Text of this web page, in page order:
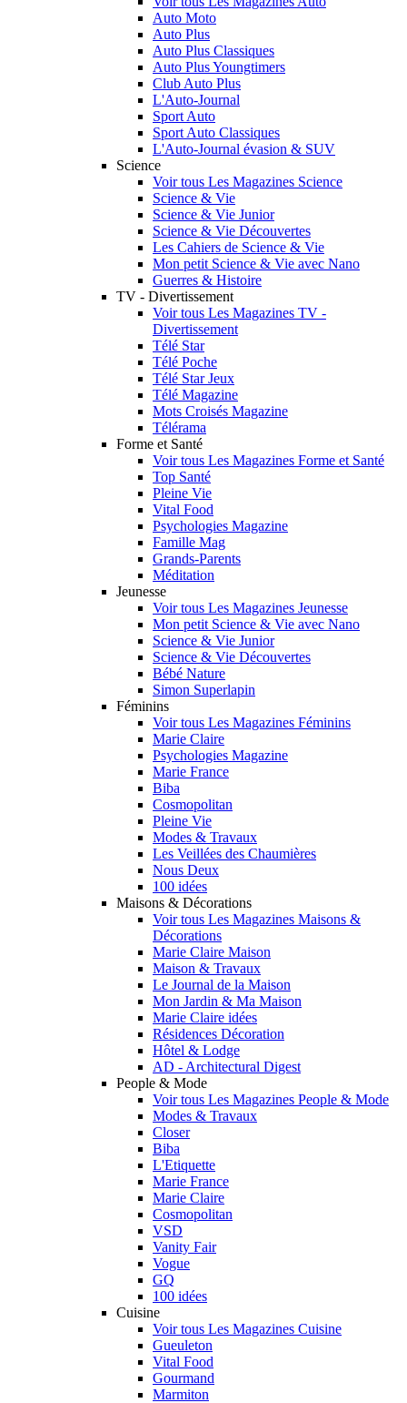
Auto Moto
Auto Plus
Auto Plus Classiques
Auto Plus Youngtimers
Club Auto Plus
L'Auto-Journal
Sport Auto
Sport Auto Classiques
L'Auto-Journal évasion & SUV
Science
Voir tous Les Magazines Science
Science & Vie
Science & Vie Junior
Science & Vie Découvertes
Les Cahiers de Science & Vie
Mon petit Science & Vie avec Nano
Guerres & Histoire
TV - Divertissement
Voir tous Les Magazines TV -
Divertissement
Télé Star
Télé Poche
Télé Star Jeux
Télé Magazine
Mots Croisés Magazine
Télérama
Forme et Santé
Voir tous Les Magazines Forme et Santé
Top Santé
Pleine Vie
Vital Food
Psychologies Magazine
Famille Mag
Grands-Parents
Méditation
Jeunesse
Voir tous Les Magazines Jeunesse
Mon petit Science & Vie avec Nano
Science & Vie Junior
Science & Vie Découvertes
Bébé Nature
Simon Superlapin
Féminins
Voir tous Les Magazines Féminins
Marie Claire
Psychologies Magazine
Marie France
Biba
Cosmopolitan
Pleine Vie
Modes & Travaux
Les Veillées des Chaumières
Nous Deux
100 idées
Maisons & Décorations
Voir tous Les Magazines Maisons &
Décorations
Marie Claire Maison
Maison & Travaux
Le Journal de la Maison
Mon Jardin & Ma Maison
Marie Claire idées
Résidences Décoration
Hôtel & Lodge
AD - Architectural Digest
People & Mode
Voir tous Les Magazines People & Mode
Modes & Travaux
Closer
Biba
L'Etiquette
Marie France
Marie Claire
Cosmopolitan
VSD
Vanity Fair
Vogue
GQ
100 idées
Cuisine
Voir tous Les Magazines Cuisine
Gueuleton
Vital Food
Gourmand
Marmiton